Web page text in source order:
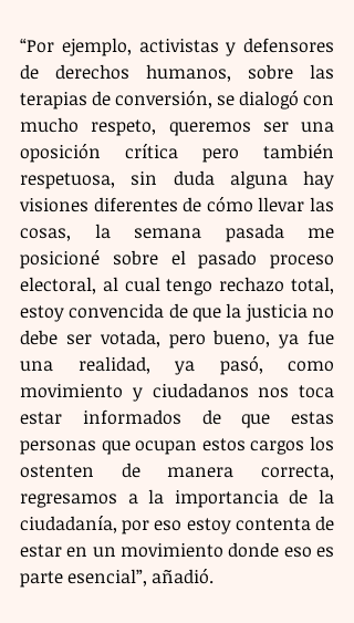
“Por ejemplo, activistas y defensores
de derechos humanos, sobre las
terapias de conversión, se dialogó con
mucho respeto, queremos ser una
oposición crítica pero también
respetuosa, sin duda alguna hay
visiones diferentes de cómo llevar las
cosas, la semana pasada me
posicioné sobre el pasado proceso
electoral, al cual tengo rechazo total,
estoy convencida de que la justicia no
debe ser votada, pero bueno, ya fue
una realidad, ya pasó, como
movimiento y ciudadanos nos toca
estar informados de que estas
personas que ocupan estos cargos los
ostenten de manera correcta,
regresamos a la importancia de la
ciudadanía, por eso estoy contenta de
estar en un movimiento donde eso es
parte esencial”, añadió.